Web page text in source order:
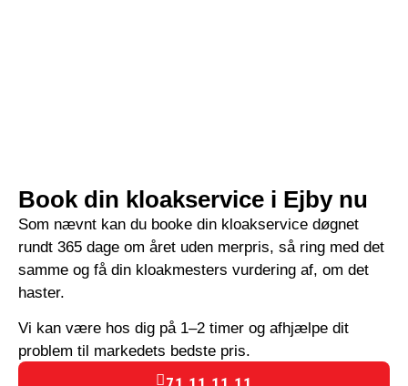
Book din kloakservice i Ejby nu
Som nævnt kan du booke din kloakservice døgnet
rundt 365 dage om året uden merpris, så ring med det
samme og få din kloakmesters vurdering af, om det
haster.
Vi kan være hos dig på 1–2 timer og afhjælpe dit
problem til markedets bedste pris.